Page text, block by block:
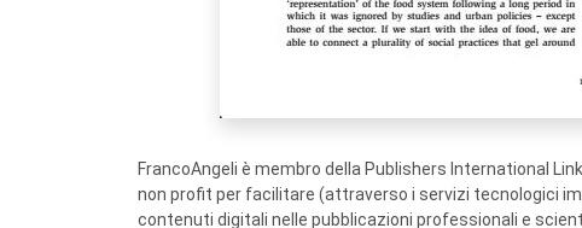
FrancoAngeli è membro della Publishers International
non profit per facilitare (attraverso i servizi tecnologici
contenuti digitali nelle pubblicazioni professionali e